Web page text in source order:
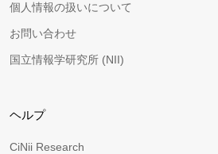
個人情報の扱いについて
お問い合わせ
国立情報学研究所 (NII)
ヘルプ
CiNii Research